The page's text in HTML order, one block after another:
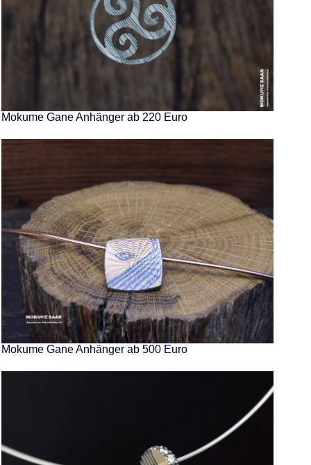
Mokume Gane Anhänger ab 220 Euro
Mokume Gane Anhänger ab 500 Euro